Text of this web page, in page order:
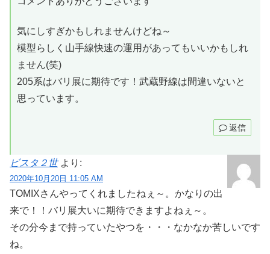
気にしすぎかもしれませんけどね～
模型らしく山手線快速の運用があってもいいかもしれ
ません(笑)
205系はバリ展に期待です！武蔵野線は間違いないと
思っています。
返信
ビスタ２世 より:
2020年10月20日 11:05 AM
TOMIXさんやってくれましたねぇ～。かなりの出
来で！！バリ展大いに期待できますよねぇ～。
その分今まで持っていたやつを・・・なかなか苦しいです
ね。